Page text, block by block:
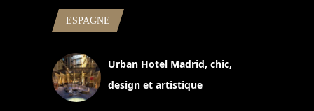
ESPAGNE
Urban Hotel Madrid, chic,
design et artistique